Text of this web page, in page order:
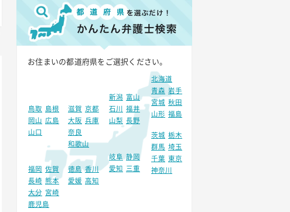
お住まいの都道府県をご選択ください。
北海道
青森 岩手
宮城 秋田
山形 福島
新潟
富山
石川
福井
山梨 長野
茨城 栃木
群馬 埼玉
千葉 東京
神奈川
岐阜
静岡
愛知
三重
滋賀 京都
大阪 兵庫
奈良
和歌山
鳥取
島根
岡山
広島
山口
徳島 香川
愛媛 高知
福岡
佐賀
長崎 熊本
大分
宮崎
鹿児島